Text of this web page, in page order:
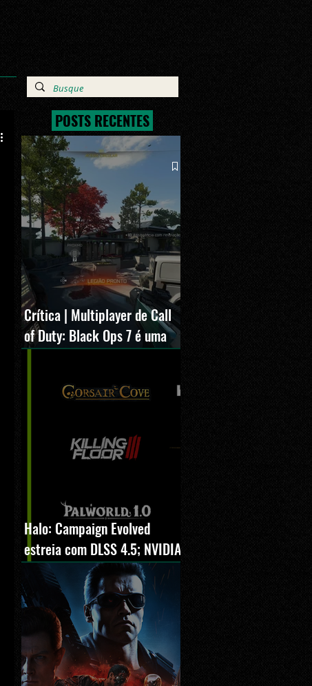
POSTS RECENTES
Crítica | Multiplayer de Call
of Duty: Black Ops 7 é uma
experiência positiva,
Halo: Campaign Evolved
estreia com DLSS 4.5; NVIDIA
lança novo GeForce Game
Ready Driver para grandes
lançamentos